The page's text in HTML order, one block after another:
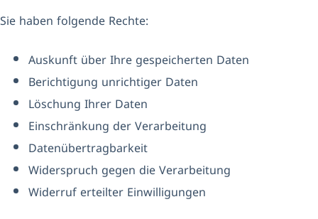
Sie haben folgende Rechte:
Auskunft über Ihre gespeicherten Daten
Berichtigung unrichtiger Daten
Löschung Ihrer Daten
Einschränkung der Verarbeitung
Datenübertragbarkeit
Widerspruch gegen die Verarbeitung
Widerruf erteilter Einwilligungen